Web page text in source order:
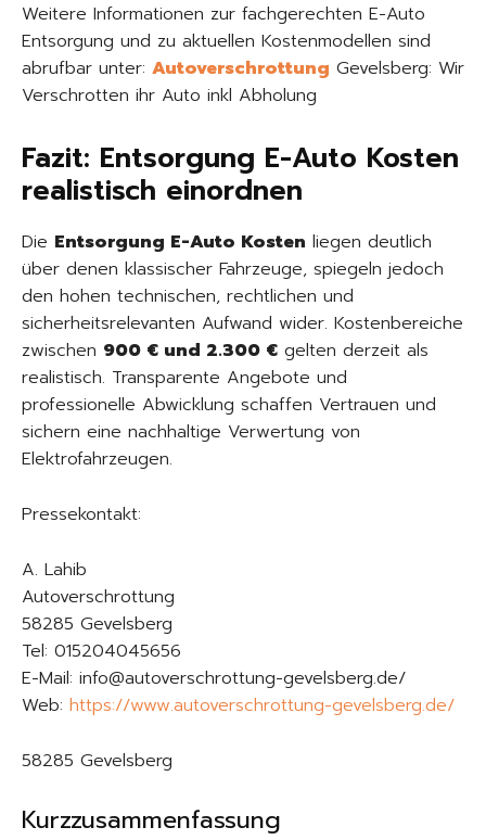
Weitere Informationen zur fachgerechten E-Auto
Entsorgung und zu aktuellen Kostenmodellen sind
abrufbar unter: Autoverschrottung Gevelsberg: Wir
Verschrotten ihr Auto inkl Abholung
Fazit: Entsorgung E-Auto Kosten
realistisch einordnen
Die Entsorgung E-Auto Kosten liegen deutlich
über denen klassischer Fahrzeuge, spiegeln jedoch
den hohen technischen, rechtlichen und
sicherheitsrelevanten Aufwand wider. Kostenbereiche
zwischen 900 € und 2.300 € gelten derzeit als
realistisch. Transparente Angebote und
professionelle Abwicklung schaffen Vertrauen und
sichern eine nachhaltige Verwertung von
Elektrofahrzeugen.
Pressekontakt:
A. Lahib
Autoverschrottung
58285 Gevelsberg
Tel: 015204045656
E-Mail: info@autoverschrottung-gevelsberg.de/
Web: https://www.autoverschrottung-gevelsberg.de/
58285 Gevelsberg
Kurzzusammenfassung